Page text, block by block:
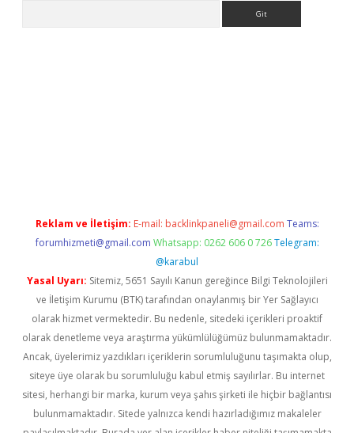
Reklam ve İletişim: E-mail: backlinkpaneli@gmail.com Teams:
forumhizmeti@gmail.com Whatsapp: 0262 606 0 726 Telegram:
@karabul
Yasal Uyarı: Sitemiz, 5651 Sayılı Kanun gereğince Bilgi Teknolojileri
ve İletişim Kurumu (BTK) tarafından onaylanmış bir Yer Sağlayıcı
olarak hizmet vermektedir. Bu nedenle, sitedeki içerikleri proaktif
olarak denetleme veya araştırma yükümlülüğümüz bulunmamaktadır.
Ancak, üyelerimiz yazdıkları içeriklerin sorumluluğunu taşımakta olup,
siteye üye olarak bu sorumluluğu kabul etmiş sayılırlar. Bu internet
sitesi, herhangi bir marka, kurum veya şahıs şirketi ile hiçbir bağlantısı
bulunmamaktadır. Sitede yalnızca kendi hazırladığımız makaleler